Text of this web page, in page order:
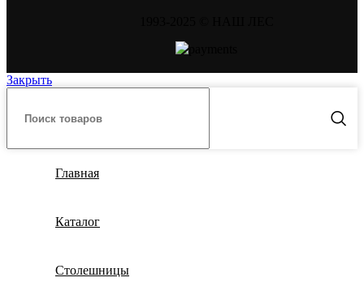
Закрыть
Главная
Каталог
Столешницы